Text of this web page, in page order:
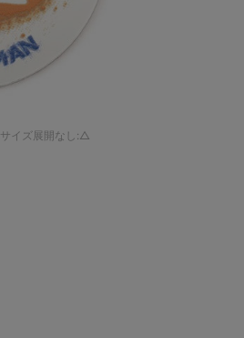
サイズ展開なし:△